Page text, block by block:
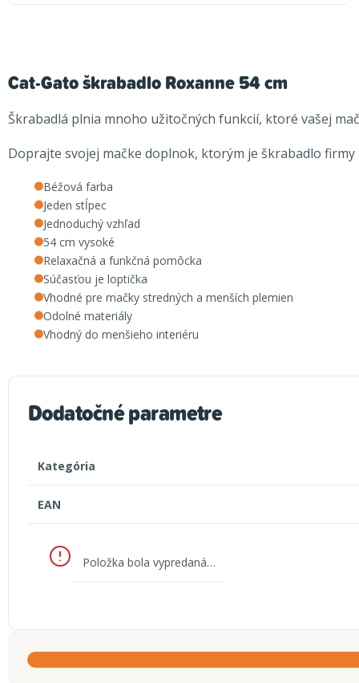
Cat-Gato škrabadlo Roxanne 54 cm
Škrabadlá plnia mnoho užitočných funkcií, ktoré vašej
Doprajte svojej mačke doplnok, ktorým je škrabadlo firmy
Béžová farba
Jeden stĺpec
Jednoduchý vzhľad
54 cm vysoké
Relaxačná a funkčná pomôcka
Súčasťou je loptička
Vhodné pre mačky stredných a menších plemien
Odolné materiály
Vhodný do menšieho interiéru
Dodatočné parametre
Kategória
EAN
Položka bola vypredaná…